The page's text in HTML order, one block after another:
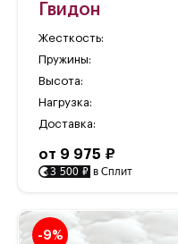
Гвидон
Жесткость:
Пружины:
Высота:
Нагрузка:
Доставка:
от 9 975 ₽
3 500 ₽ в Сплит
-9%